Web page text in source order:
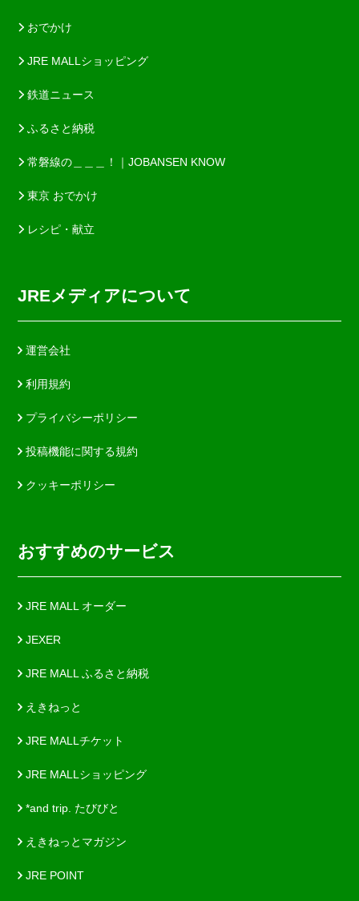
おでかけ
JRE MALLショッピング
鉄道ニュース
ふるさと納税
常磐線の＿＿＿！｜JOBANSEN KNOW
東京 おでかけ
レシピ・献立
JREメディアについて
運営会社
利用規約
プライバシーポリシー
投稿機能に関する規約
クッキーポリシー
おすすめのサービス
JRE MALL オーダー
JEXER
JRE MALL ふるさと納税
えきねっと
JRE MALLチケット
JRE MALLショッピング
*and trip. たびびと
えきねっとマガジン
JRE POINT